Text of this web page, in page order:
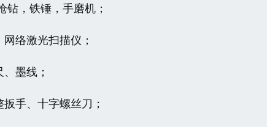
钻，铁锤，手磨机；
络激光扫描仪；
墨线；
手、十字螺丝刀；